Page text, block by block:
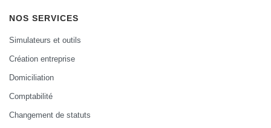
NOS SERVICES
Simulateurs et outils
Création entreprise
Domiciliation
Comptabilité
Changement de statuts